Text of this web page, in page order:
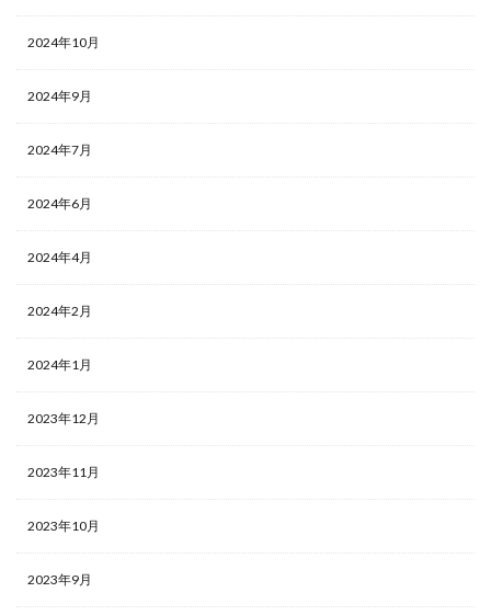
2024年10月
2024年9月
2024年7月
2024年6月
2024年4月
2024年2月
2024年1月
2023年12月
2023年11月
2023年10月
2023年9月
Twitter
SDS法
ストーリー
ダイレクトスカウト
メンター
ミッション
ミスマッチ
まとめ
マインドセット
マーケティング
ポートフォリオ
フレームワーク
ダイレクトリクルーティング